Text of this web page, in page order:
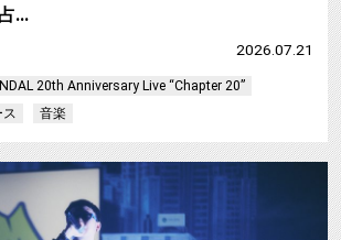
…
2026.07.21
20th Anniversary Live “Chapter 20”
音楽